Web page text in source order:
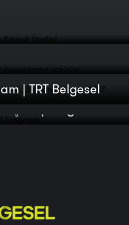
uzun boyunlarına
| Bir
| TRT Belgesel
| Fragman